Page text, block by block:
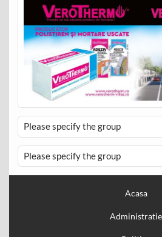
Please specify the group
Please specify the group
Acasa
Administratie